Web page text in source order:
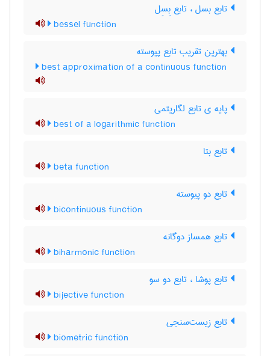
تابع بسل ، تابع بِسِل
bessel function
بهترین تقریب تابع پیوسته
best approximation of a continuous function
پایه ی تابع لگاریتمی
best of a logarithmic function
تابع بتا
beta function
تابع دو پیوسته
bicontinuous function
تابع همساز دوگانه
biharmonic function
تابع پوشا ، تابع دو سو
bijective function
تابع زیست‌سنجی
biometric function